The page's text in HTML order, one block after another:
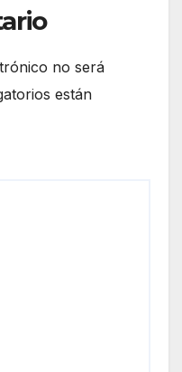
no será
están